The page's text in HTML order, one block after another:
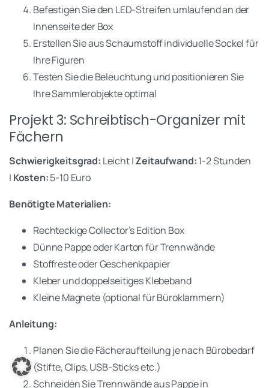
Befestigen Sie den LED-Streifen umlaufend an der
Innenseite der Box
Erstellen Sie aus Schaumstoff individuelle Sockel für
Ihre Figuren
Testen Sie die Beleuchtung und positionieren Sie
Ihre Sammlerobjekte optimal
Projekt 3: Schreibtisch-Organizer mit
Fächern
Schwierigkeitsgrad: Leicht |Zeitaufwand:1-2 Stunden
| Kosten:5-10 Euro
Benötigte Materialien:
Rechteckige Collector’s Edition Box
Dünne Pappe oder Karton für Trennwände
Stoffreste oder Geschenkpapier
Kleber und doppelseitiges Klebeband
Kleine Magnete (optional für Büroklammern)
Anleitung:
Planen Sie die Fächeraufteilung je nach Bürobedarf
(Stifte, Clips, USB-Sticks etc.)
Schneiden Sie Trennwände aus Pappe in
Anmelden